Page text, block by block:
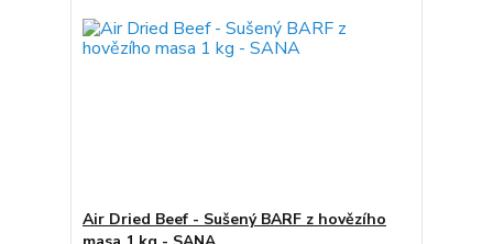
Air Dried Beef - Sušený BARF z hovězího